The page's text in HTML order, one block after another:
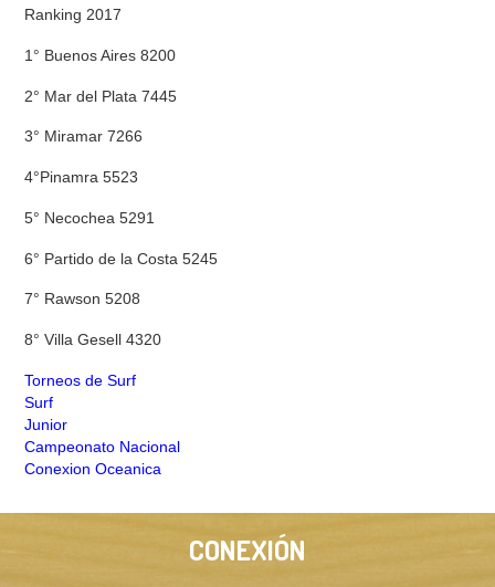
Ranking 2017
1° Buenos Aires 8200
2° Mar del Plata 7445
3° Miramar 7266
4°Pinamra 5523
5° Necochea 5291
6° Partido de la Costa 5245
7° Rawson 5208
8° Villa Gesell 4320
Torneos de Surf
Surf
Junior
Campeonato Nacional
Conexion Oceanica
CONEXIÓN